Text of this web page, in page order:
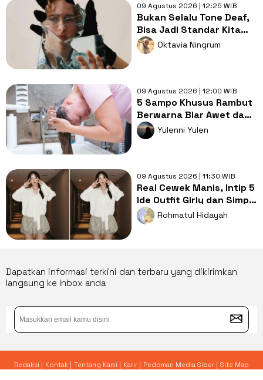
09 Agustus 2026 | 12:25 WIB
Bukan Selalu Tone Deaf,
Bisa Jadi Standar Kita
yang Sudah Berbeda
Oktavia Ningrum
09 Agustus 2026 | 12:00 WIB
5 Sampo Khusus Rambut
Berwarna Biar Awet dan
Tahan Lama
Yulenni Yulen
09 Agustus 2026 | 11:30 WIB
Real Cewek Manis, Intip 5
Ide Outfit Girly dan Simpel
ala Chae SooBin!
Rohmatul Hidayah
Dapatkan informasi terkini dan terbaru yang dikirimkan
langsung ke Inbox anda
Redaksi | Kontak | Tentang Kami | Karir | Pedoman Media Siber | Site Map